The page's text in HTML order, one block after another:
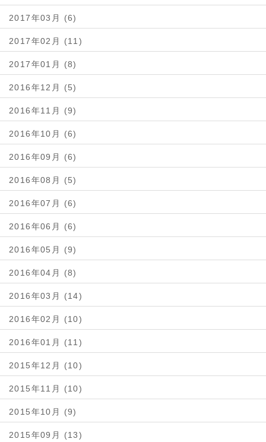
2017年03月 (6)
2017年02月 (11)
2017年01月 (8)
2016年12月 (5)
2016年11月 (9)
2016年10月 (6)
2016年09月 (6)
2016年08月 (5)
2016年07月 (6)
2016年06月 (6)
2016年05月 (9)
2016年04月 (8)
2016年03月 (14)
2016年02月 (10)
2016年01月 (11)
2015年12月 (10)
2015年11月 (10)
2015年10月 (9)
2015年09月 (13)